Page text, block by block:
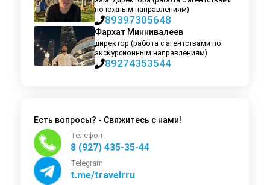
по южным направлениям)
89397305648
Фархат Миннивалеев
директор (работа с агентствами по
экскурсионным направлениям)
89274353544
Есть вопросы? - Свяжитесь с нами!
Телефон
8 (927) 435-35-44
Telegram
t.me/travelrru